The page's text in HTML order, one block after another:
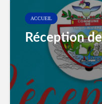
ACCUEIL
Réception